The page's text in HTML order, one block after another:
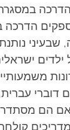
הדרכה
שבעיני
דוברי עברית,
הם